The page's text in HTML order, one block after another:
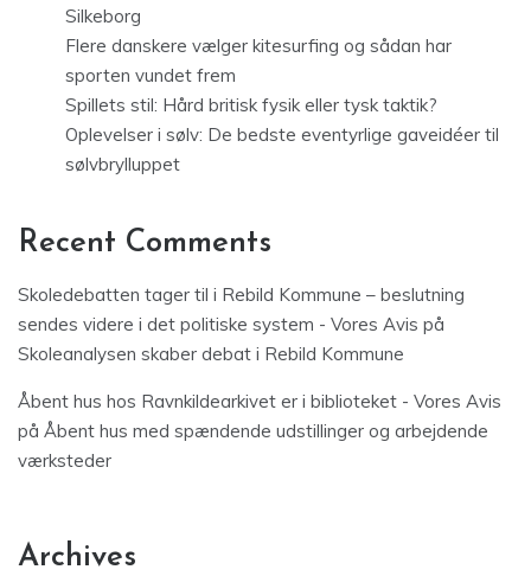
Silkeborg
Flere danskere vælger kitesurfing og sådan har
sporten vundet frem
Spillets stil: Hård britisk fysik eller tysk taktik?
Oplevelser i sølv: De bedste eventyrlige gaveidéer til
sølvbrylluppet
Recent Comments
Skoledebatten tager til i Rebild Kommune – beslutning
sendes videre i det politiske system - Vores Avis på
Skoleanalysen skaber debat i Rebild Kommune
Åbent hus hos Ravnkildearkivet er i biblioteket - Vores Avis
på Åbent hus med spændende udstillinger og arbejdende
værksteder
Archives